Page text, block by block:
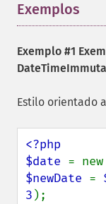
Exemplos
Exemplo #1
Estilo orientado
<?php
$date = new
$newDate =
3 );